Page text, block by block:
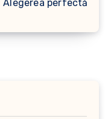
Alegerea perfectă